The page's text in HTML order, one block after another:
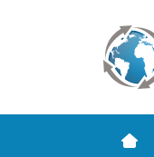
Term SOFR
¿Qué es la inflación
¿Qué es la inflación
Euribor - histórico
ESTER - histórico
Calculadora de